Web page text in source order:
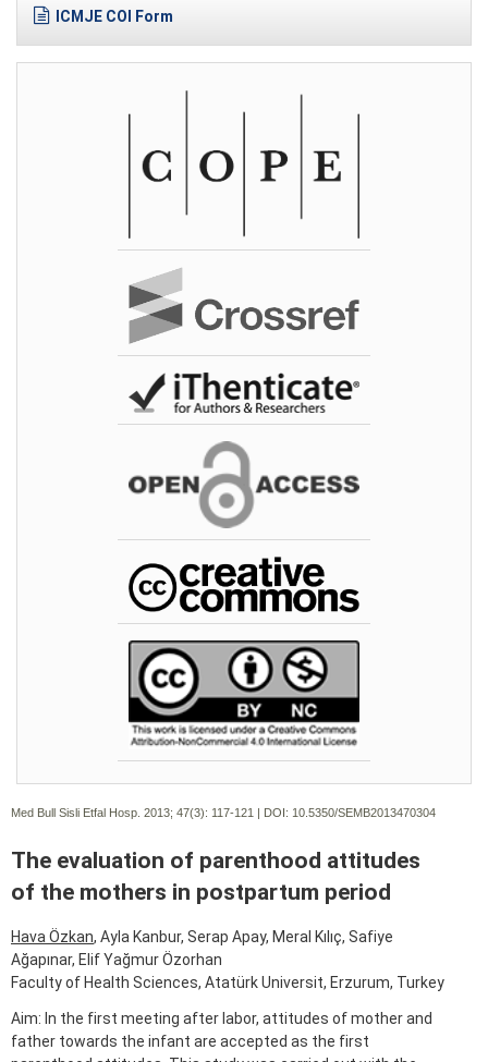
ICMJE COI Form
Med Bull Sisli Etfal Hosp. 2013; 47(3): 117-121 | DOI: 10.5350/SEMB2013470304
The evaluation of parenthood attitudes
of the mothers in postpartum period
Hava Özkan, Ayla Kanbur, Serap Apay, Meral Kılıç, Safiye
Ağapınar, Elif Yağmur Özorhan
Faculty of Health Sciences, Atatürk Universit, Erzurum, Turkey
Aim: In the first meeting after labor, attitudes of mother and
father towards the infant are accepted as the first